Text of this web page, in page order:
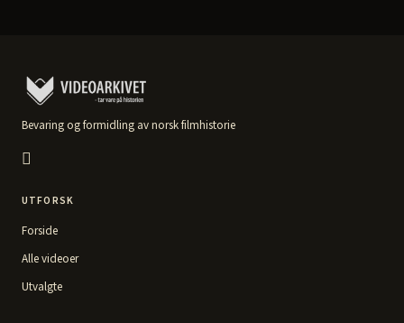
Bevaring og formidling av norsk filmhistorie
UTFORSK
Forside
Alle videoer
Utvalgte